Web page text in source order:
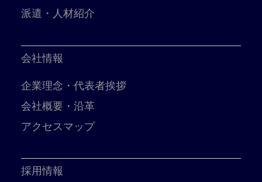
派遣・人材紹介
会社情報
企業理念・代表者挨拶
会社概要・沿革
アクセスマップ
採用情報